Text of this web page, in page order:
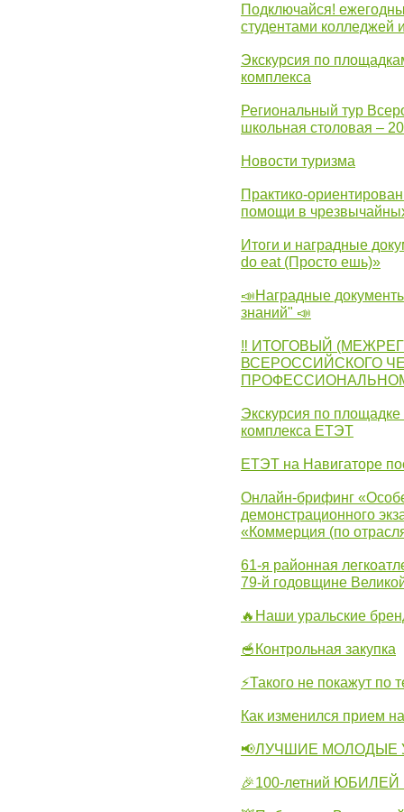
Подключайся!
студентами колледжей
Экскурсия по
комплекса
Региональный тур
школьная столовая –
Новости туризма
Практико-
помощи в
Итоги и наградные
do eat (Просто ешь)»
📣Наградные
знаний" 📣
‼ ИТОГОВЫЙ
ВСЕРОССИЙСКОГО
Экскурсия по
комплекса ЕТЭТ
ЕТЭТ на Навигаторе
Онлайн-брифинг
демонстрационного
«Коммерция (по
61-я районная
79-й годовщине
🔥Наши уральские
🥣Контрольная закупка
⚡Такого не покажут по
Как изменился прием
📢ЛУЧШИЕ МОЛОДЫЕ
🎉100-летний ЮБИЛЕЙ